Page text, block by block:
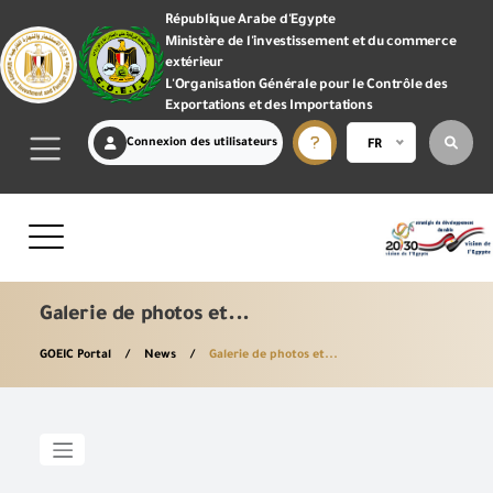
République Arabe d'Egypte
Ministère de l'investissement et du commerce
extérieur
L'Organisation Générale pour le Contrôle des
Exportations et des Importations
Connexion des utilisateurs FR
Galerie de photos et...
GOEIC Portal News Galerie de photos et...